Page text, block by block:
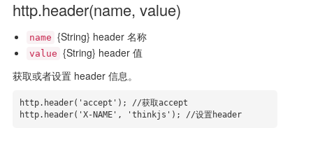
http.header(name, value)
name {String} header 名称
value {String} header 值
获取或者设置 header 信息。
http.header('accept'); //获取accept
http.header('X-NAME', 'thinkjs'); //设置header